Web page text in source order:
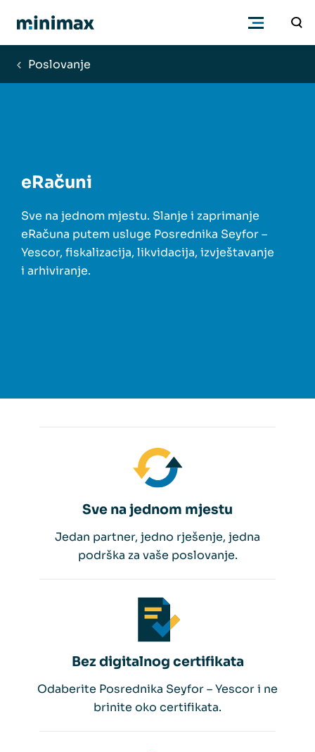
Poduzetnici
Program
Cjenik
Podrška
Poslovanje
eRačuni
Sve na jednom mjestu. Slanje i zaprimanje
eRačuna putem usluge Posrednika Seyfor –
Yescor, fiskalizacija, likvidacija, izvještavanje
i arhiviranje.
Sve na jednom mjestu
Jedan partner, jedno rješenje, jedna
podrška za vaše poslovanje.
Bez digitalnog certifikata
Odaberite Posrednika Seyfor – Yescor i ne
brinite oko certifikata.